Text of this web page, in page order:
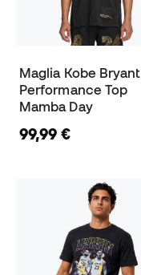
Maglia Kobe Bryant
Performance Top
Mamba Day
99,99 €